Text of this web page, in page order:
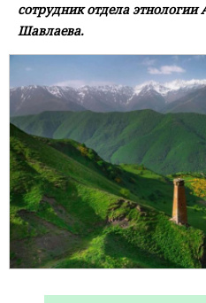
сотрудник отдела
Шавлаева.